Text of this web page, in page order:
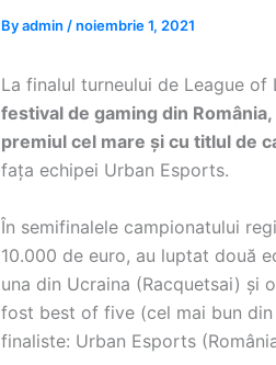
Byadmin /noiembrie 1, 2021
La finalul turneului de League of
festival de gaming din România,
premiul cel mare și cu titlul de
fața echipei Urban Esports.
În semifinalele campionatului
10.000 de euro, au luptat două
una din Ucraina (Racquetsai) și
fost best of five (cel mai bun
finaliste: Urban Esports